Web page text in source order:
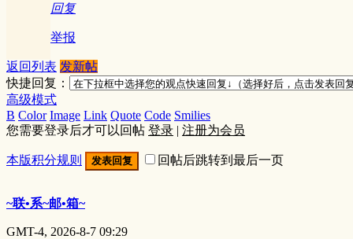
回复
举报
返回列表 发新帖
快捷回复：
高级模式
B Color Image Link Quote Code Smilies
您需要登录后才可以回帖 登录 | 注册为会员
本版积分规则 发表回复 回帖后跳转到最后一页
~联•系~邮•箱~
GMT-4, 2026-8-7 09:29